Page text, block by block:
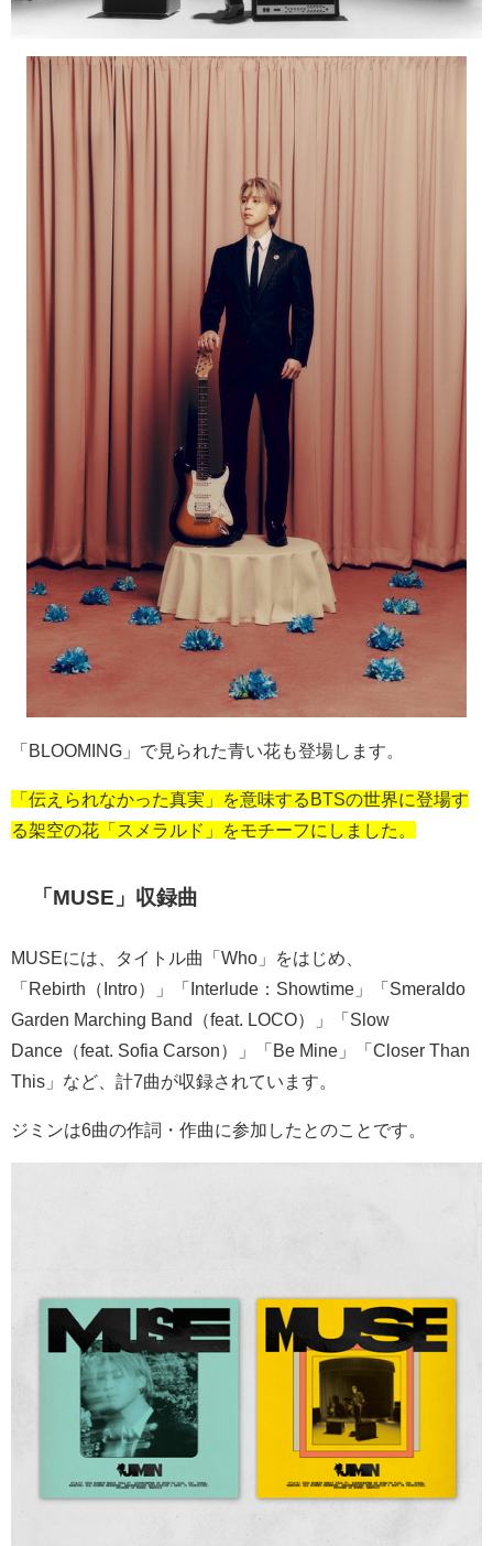
「BLOOMING」で見られた青い花も登場します。
「伝えられなかった真実」を意味するBTSの世界に登場す
る架空の花「スメラルド」をモチーフにしました。
「MUSE」収録曲
MUSEには、タイトル曲「 Who 」をはじめ、
「 Rebirth （ Intro）」「 Interlude ： Showtime 」「 Smeraldo
Garden Marching Band
（feat. LOCO）」「 Slow
Dance （feat. Sofia Carson）」「 Be Mine 」「 Closer Than
This 」など、計7曲が収録されています。
ジミンは6曲の作詞・作曲に参加したとのことです。